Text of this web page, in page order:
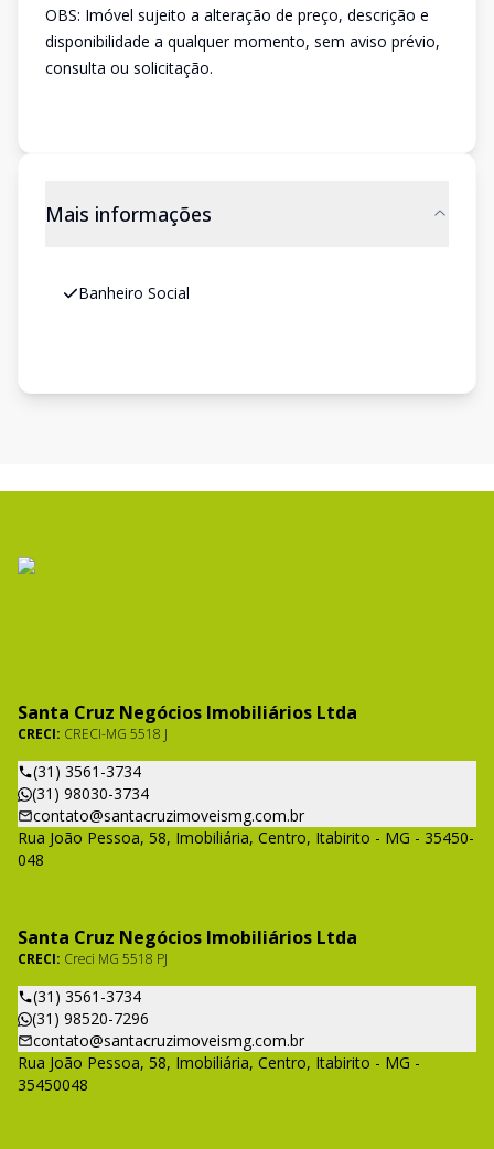
OBS: Imóvel sujeito a alteração de preço, descrição e
disponibilidade a qualquer momento, sem aviso prévio,
consulta ou solicitação.
Mais informações
Banheiro Social
Santa Cruz Negócios Imobiliários Ltda
CRECI: CRECI-MG 5518 J
(31) 3561-3734
(31) 98030-3734
contato@santacruzimoveismg.com.br
Rua João Pessoa, 58, Imobiliária, Centro, Itabirito - MG - 35450-
048
Santa Cruz Negócios Imobiliários Ltda
CRECI: Creci MG 5518 PJ
(31) 3561-3734
(31) 98520-7296
contato@santacruzimoveismg.com.br
Rua João Pessoa, 58, Imobiliária, Centro, Itabirito - MG -
35450048